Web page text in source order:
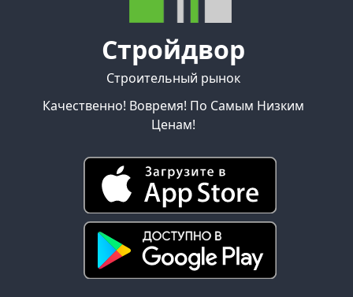
Стройдвор
Строительный рынок
Качественно! Вовремя! По Самым Низким
Ценам!